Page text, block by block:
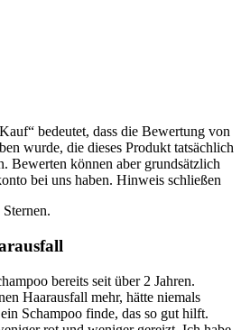
bedeutet, dass die Bewertung von
wurde, die dieses Produkt tatsächlich
Bewerten können aber grundsätzlich
bei uns haben. Hinweis schließen
bereits seit über 2 Jahren.
Haarausfall mehr, hätte niemals
Schampoo finde, das so gut hilft.